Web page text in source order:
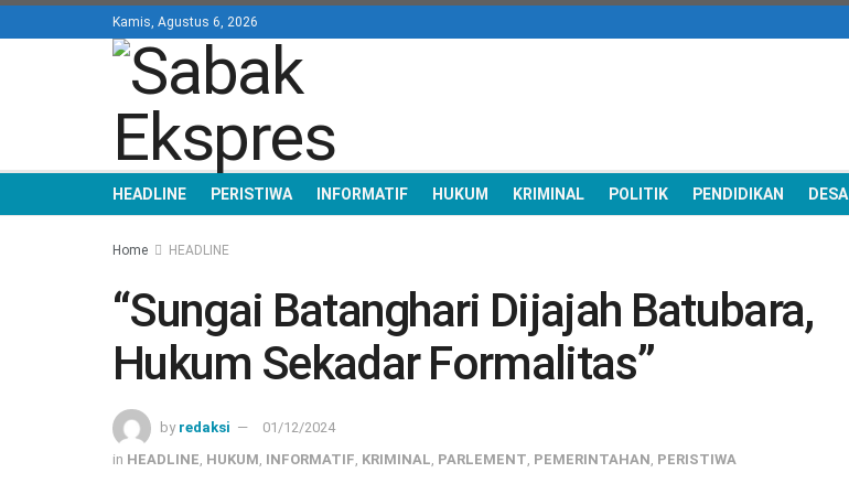
Kamis, Agustus 6, 2026
HEADLINE PERISTIWA INFORMATIF HUKUM KRIMINAL POLITIK PENDIDIKAN DESA
Home HEADLINE
“Sungai Batanghari Dijajah Batubara,
Hukum Sekadar Formalitas”
by redaksi
01/12/2024
in HEADLINE HUKUM INFORMATIF KRIMINAL PARLEMENT PEMERINTAHAN PERISTIWA